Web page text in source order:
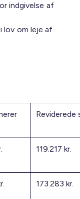
indgivelse af
om leje af
Reviderede
119.217 kr.
173.283 kr.